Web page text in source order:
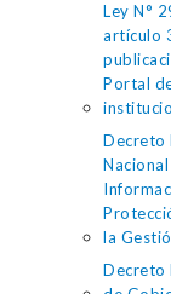
Ley N°
artículo
Portal
Decreto
la
Decreto